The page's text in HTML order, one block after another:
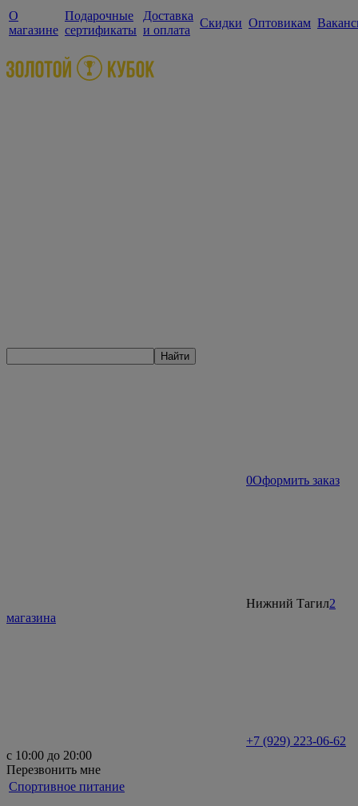
О
магазине
Подарочные
сертификаты
Доставка
и оплата
Скидки Оптовикам
Найти
0Оформить заказ
Нижний Тагил2
магазина
+7 (929) 223-06-62
с 10:00 до 20:00
Перезвонить мне
Спортивное питание